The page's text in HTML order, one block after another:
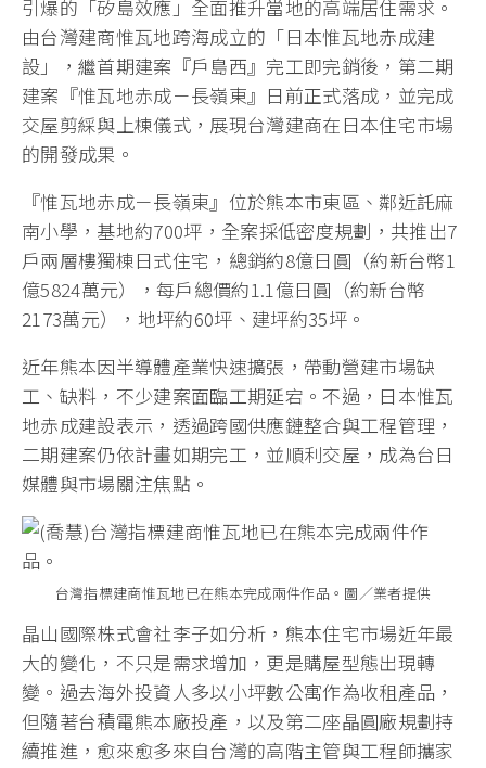
引爆的「矽島效應」全面推升當地的高端居住需求。
由台灣建商惟瓦地跨海成立的「日本惟瓦地赤成建
設」，繼首期建案『戶島西』完工即完銷後，第二期
建案『惟瓦地赤成－長嶺東』日前正式落成，並完成
交屋剪綵與上棟儀式，展現台灣建商在日本住宅市場
的開發成果。
『惟瓦地赤成－長嶺東』位於熊本市東區、鄰近託麻
南小學，基地約700坪，全案採低密度規劃，共推出7
戶兩層樓獨棟日式住宅，總銷約8億日圓（約新台幣1
億5824萬元），每戶總價約1.1億日圓（約新台幣
2173萬元），地坪約60坪、建坪約35坪。
近年熊本因半導體產業快速擴張，帶動營建市場缺
工、缺料，不少建案面臨工期延宕。不過，日本惟瓦
地赤成建設表示，透過跨國供應鏈整合與工程管理，
二期建案仍依計畫如期完工，並順利交屋，成為台日
媒體與市場關注焦點。
台灣指標建商惟瓦地已在熊本完成兩件作品。圖／業者提供
晶山國際株式會社李子如分析，熊本住宅市場近年最
大的變化，不只是需求增加，更是購屋型態出現轉
變。過去海外投資人多以小坪數公寓作為收租產品，
但隨著台積電熊本廠投產，以及第二座晶圓廠規劃持
續推進，愈來愈多來自台灣的高階主管與工程師攜家